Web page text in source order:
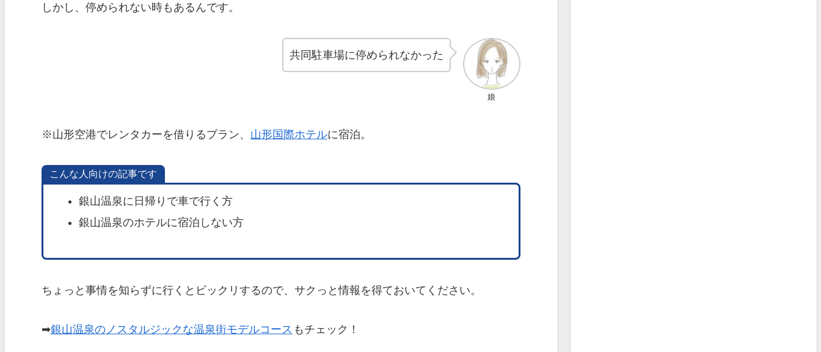
しかし、停められない時もあるんです。
娘
共同駐車場に停められなかった
※山形空港でレンタカーを借りるプラン、 山形国際ホテルに宿泊。
こんな人向けの記事です
銀山温泉に日帰りで車で行く方
銀山温泉のホテルに宿泊しない方
ちょっと事情を知らずに行くとビックリするので、サクっと情報を得ておいてください。
➡銀山温泉のノスタルジックな温泉街モデルコース もチェック！